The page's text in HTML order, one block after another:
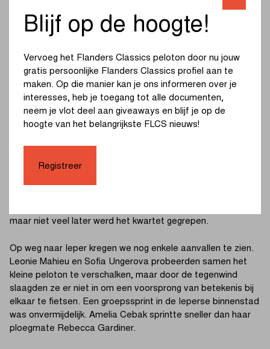
De zware weersomstandigheden scheurden het peloton bij
de U19 Vrouwen al snel in meerdere groepen. De Ierse Lucy
voorsprong van zo’n halve minuut. Op de laatste beklimming
van de Kemmelberg kreeg ze het gezelschap van Imogen
Wolff, die vooraf getipt werd als één van de topfavorietes.
Wolff voelde zich duidelijk goed. Minns, die al heel wat
krachten verspeeld had tijdens haar solo, moest na de
vormde zich een achtervolgende groep van drie rensters:
maar niet veel later werd het kwartet gegrepen.
Op weg naar Ieper kregen we nog enkele aanvallen te zien.
Leonie Mahieu en Sofia Ungerova probeerden samen het
kleine peloton te verschalken, maar door de tegenwind
slaagden ze er niet in om een voorsprong van betekenis bij
elkaar te fietsen. Een groepssprint in de Ieperse binnenstad
was onvermijdelijk. Amelia Cebak sprintte sneller dan haar
ploegmate Rebecca Gardiner.
Blijf op de hoogte!
Vervoeg het Flanders Classics peloton door nu jouw
gratis persoonlijke Flanders Classics profiel aan te
maken. Op die manier kan je ons informeren over je
interesses, heb je toegang tot alle documenten,
neem je vlot deel aan giveaways en blijf je op de
hoogte van het belangrijkste FLCS nieuws!
Registreer